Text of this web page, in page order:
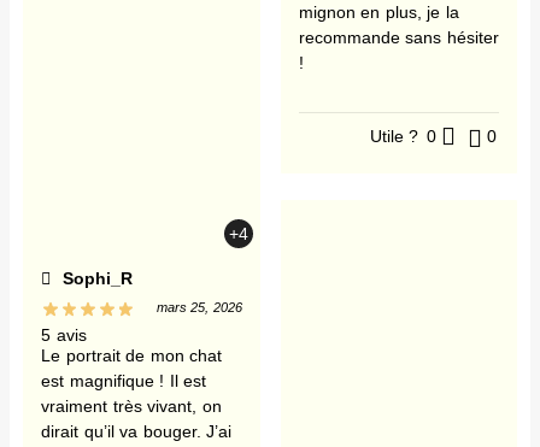
+4
Sophi_R
5 avis
mars 25, 2026
Le portrait de mon chat
est magnifique ! Il est
vraiment très vivant, on
dirait qu’il va bouger. J’ai
mignon en plus, je la
recommande sans hésiter
!
Utile ? 0 0